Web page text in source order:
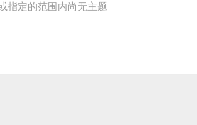
指定的范围内尚无主题